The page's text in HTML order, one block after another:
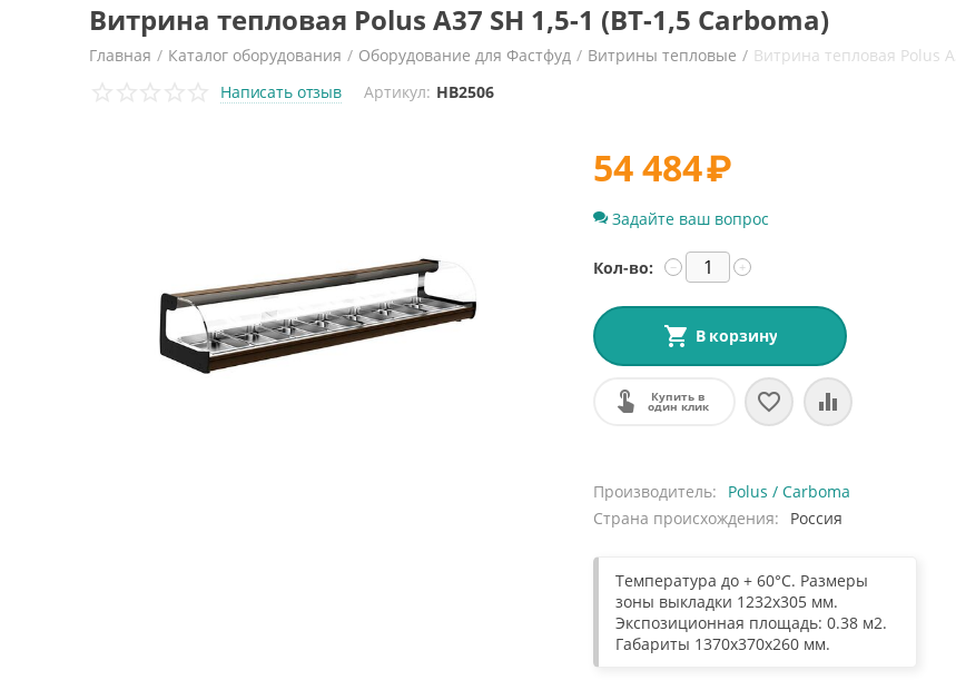
Витрина тепловая Polus A37 SH 1,5-1 (ВТ-1,5 Carboma)
Главная / Каталог оборудования / Оборудование для Фастфуд / Витрины тепловые / Витрина тепловая Polus
Написать отзыв
Артикул: HB2506
54 484₽
Задайте ваш вопрос
Кол-во: +
−
В корзину
Купить в
один клик
Производитель
Polus / Carboma
Страна происхождения
Россия
Температура до + 60°C. Размеры
зоны выкладки 1232х305 мм.
Экспозиционная площадь: 0.38 м2.
Габариты 1370х370х260 мм.